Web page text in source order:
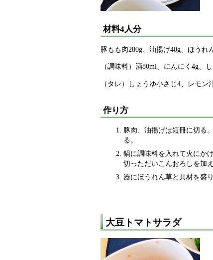
材料4人分
豚もも肉280g、油揚げ40g、ほうれ
（調味料）酒80ml、にんにく4g、
（タレ）しょうゆ小さじ4、レモン
作り方
豚肉、油揚げは短冊に切る
る。
鍋に調味料を入れて火にか
切っただいこんおろしを加
器にほうれん草と具材を盛
大豆トマトサラダ